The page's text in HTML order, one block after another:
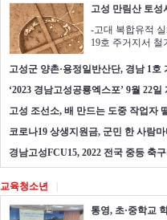
고성 만림산 토성
-고대 복합유적
19호 주거지서 철
고성군 양촌·용정일반산단, 경남 1호
‘2023 경남고성공룡엑스포’ 9월 22일
고성 조선소, 배 만드는 도중 작업자
코로나19 상생지원금, 군민 한 사람마
경남고성FCU15, 2022 전국 중등 축
교육청소년 |
통영, 초·중학교